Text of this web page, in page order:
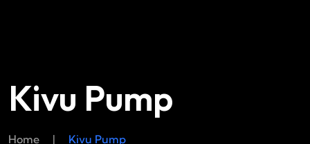
Kivu Pump
Home | Kivu Pump